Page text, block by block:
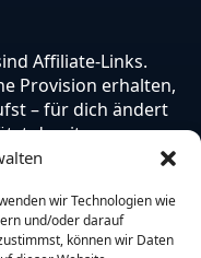
wir Technologien wie
und/oder darauf
können wir Daten
Affiliate-Links.
Provision erhalten,
– für dich ändert
damit unsere